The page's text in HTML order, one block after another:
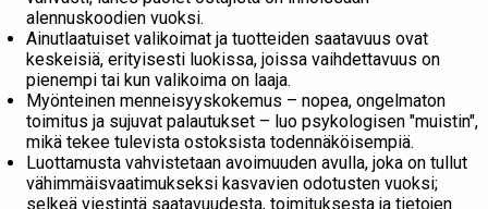
alennuskoodien vuoksi.
Ainutlaatuiset valikoimat ja tuotteiden saatavuus ovat
keskeisiä, erityisesti luokissa, joissa vaihdettavuus on
pienempi tai kun valikoima on laaja.
Myönteinen menneisyyskokemus – nopea, ongelmaton
toimitus ja sujuvat palautukset – luo psykologisen "muistin",
mikä tekee tulevista ostoksista todennäköisempiä.
Luottamusta vahvistetaan avoimuuden avulla, joka on tullut
vähimmäisvaatimukseksi kasvavien odotusten vuoksi;
selkeä viestintä saatavuudesta, toimituksesta ja tietojen